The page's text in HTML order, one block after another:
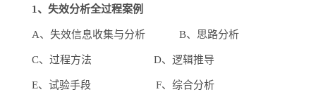
1、失效分析全过程案例
A、失效信息收集与分析 B、思路分析
C、过程方法 D、逻辑推导
E、试验手段 F、综合分析